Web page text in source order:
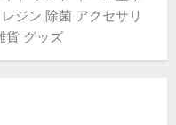
ジン 除菌 アクセサリ
貨 グッズ